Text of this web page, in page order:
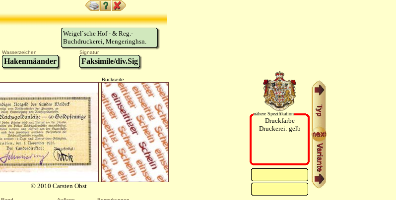
Weigel`sche Hof - & Reg.-
Buchdruckerei, Mengeringhsn.
Wasserzeichen Signatur
Hakenmäander Faksimile/div.Sig
Rückseite
© 2010 Carsten Obst
nähere Spezifikation
Druckfarbe
Druckerei: gelb